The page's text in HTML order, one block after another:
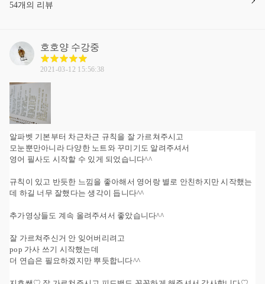
54개의 리뷰
호호양 수강중
2021-03-12 15:56:38
알파벳 기본부터 차근차근 규칙을 잘 가르쳐주시고
모눈뿐만아니라 다양한 노트와 꾸미기도 알려주셔서
영어 필사도 시작할 수 있게 되었습니다^^
규칙이 있고 반듯한 느낌을 좋아해서 영어랑 별로 안친하지만 시작했는
데 하길 너무 잘했다는 생각이 듭니다^^
추가영상들도 계속 올려주셔서 좋았습니다^^
잘 가르쳐주신거 안 잊어버리려고
pop 가사 쓰기 시작했는데
더 연습은 필요하겠지만 뿌듯합니다^^